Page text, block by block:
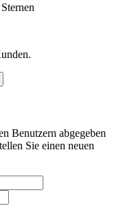
Benutzern abgegeben
Sie einen neuen